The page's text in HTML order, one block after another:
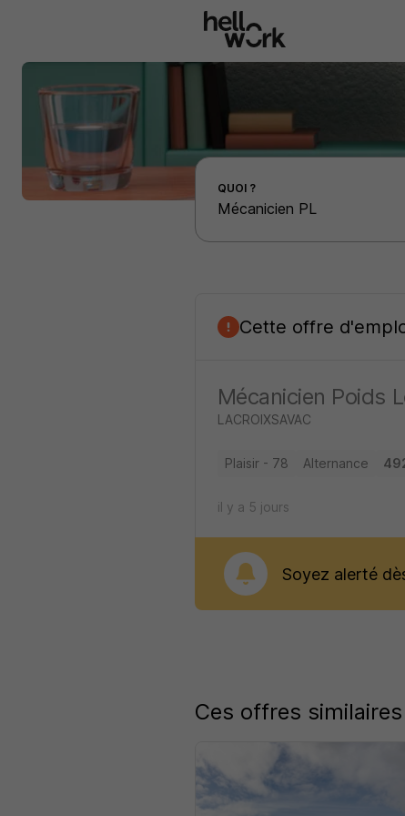
Effectuer une recherche d'emploi par localité
QUOI ?
Cette offre
Mécanicien Poids
LACROIXSAVAC
Plaisir - 78 Alternance
il y a 5 jours
Soyez alerté
Ces offres